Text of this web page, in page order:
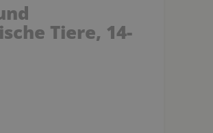
Tiere, 14-